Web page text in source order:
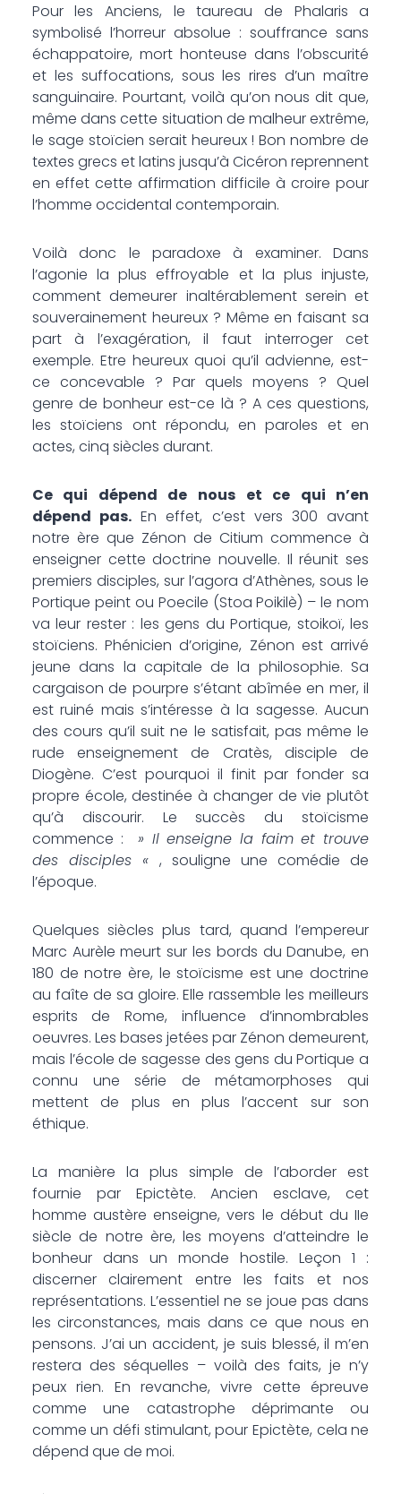
Pour les Anciens, le taureau de Phalaris a
symbolisé l’horreur absolue : souffrance sans
échappatoire, mort honteuse dans l’obscurité
et les suffocations, sous les rires d’un maître
sanguinaire. Pourtant, voilà qu’on nous dit que,
même dans cette situation de malheur extrême,
le sage stoïcien serait heureux ! Bon nombre de
textes grecs et latins jusqu’à Cicéron reprennent
en effet cette affirmation difficile à croire pour
l’homme occidental contemporain.
Voilà donc le paradoxe à examiner. Dans
l’agonie la plus effroyable et la plus injuste,
comment demeurer inaltérablement serein et
souverainement heureux ? Même en faisant sa
part à l’exagération, il faut interroger cet
exemple. Etre heureux quoi qu’il advienne, est-
ce concevable ? Par quels moyens ? Quel
genre de bonheur est-ce là ? A ces questions,
les stoïciens ont répondu, en paroles et en
actes, cinq siècles durant.
Ce qui dépend de nous et ce qui n’en
dépend pas. En effet, c’est vers 300 avant
notre ère que Zénon de Citium commence à
enseigner cette doctrine nouvelle. Il réunit ses
premiers disciples, sur l’agora d’Athènes, sous le
Portique peint ou Poecile (Stoa Poikilè) – le nom
va leur rester : les gens du Portique, stoikoï, les
stoïciens. Phénicien d’origine, Zénon est arrivé
jeune dans la capitale de la philosophie. Sa
cargaison de pourpre s’étant abîmée en mer, il
est ruiné mais s’intéresse à la sagesse. Aucun
des cours qu’il suit ne le satisfait, pas même le
rude enseignement de Cratès, disciple de
Diogène. C’est pourquoi il finit par fonder sa
propre école, destinée à changer de vie plutôt
qu’à discourir. Le succès du stoïcisme
commence :
» Il enseigne la faim et trouve
des disciples « , souligne une comédie de
l’époque.
Quelques siècles plus tard, quand l’empereur
Marc Aurèle meurt sur les bords du Danube, en
180 de notre ère, le stoïcisme est une doctrine
au faîte de sa gloire. Elle rassemble les meilleurs
esprits de Rome, influence d’innombrables
oeuvres. Les bases jetées par Zénon demeurent,
mais l’école de sagesse des gens du Portique a
connu une série de métamorphoses qui
mettent de plus en plus l’accent sur son
éthique.
La manière la plus simple de l’aborder est
fournie par Epictète. Ancien esclave, cet
homme austère enseigne, vers le début du IIe
siècle de notre ère, les moyens d’atteindre le
bonheur dans un monde hostile. Leçon 1 :
discerner clairement entre les faits et nos
représentations. L’essentiel ne se joue pas dans
les circonstances, mais dans ce que nous en
pensons. J’ai un accident, je suis blessé, il m’en
restera des séquelles – voilà des faits, je n’y
peux rien. En revanche, vivre cette épreuve
comme une catastrophe déprimante ou
comme un défi stimulant, pour Epictète, cela ne
dépend que de moi.